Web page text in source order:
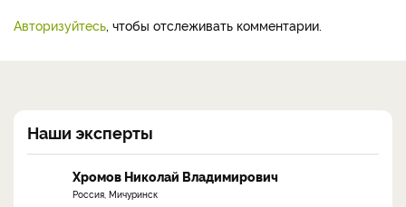
Авторизуйтесь, чтобы отслеживать комментарии.
Наши эксперты
Хромов Николай Владимирович
Россия, Мичуринск